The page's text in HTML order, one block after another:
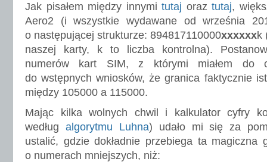
Jak pisałem między innymi tutaj oraz tutaj,
Aero2 (i wszystkie wydawane od września
o następującej strukturze: 894817110000xxxxxxk
naszej karty, k to liczba kontrolna).
numerów kart SIM, z którymi miałem do
do wstępnych wniosków, że granica faktycznie
między 105000 a 115000.
Mając kilka wolnych chwil i kalkulator cyfry
według algorytmu Luhna) udało mi się za
ustalić, gdzie dokładnie przebiega ta magiczna
o numerach mniejszych, niż: